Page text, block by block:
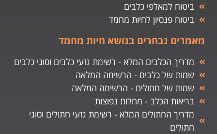
ביטוח למאלפי כלבים
ביטוח פנסיון לחיות מחמד
מאמרים נבחרים בנושא חיות מחמד
מדריך הכלבים המלא - רשימת גזעי כלבים וסוגי כלבים
שמות של כלבים - הרשימה המלאה
שמות של חתולים - הרשימה המלאה
בריאות הכלב - מחלות נפוצות
מדריך החתולים המלא - רשימת גזעי חתולים וסוגי
חתולים